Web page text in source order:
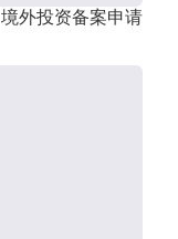
境外投资备案申请